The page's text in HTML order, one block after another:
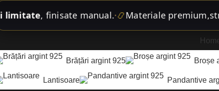
, finisate manual.•📿Materiale premium,
Brățări argint 925 Broșe
Lantisoare Pandantive